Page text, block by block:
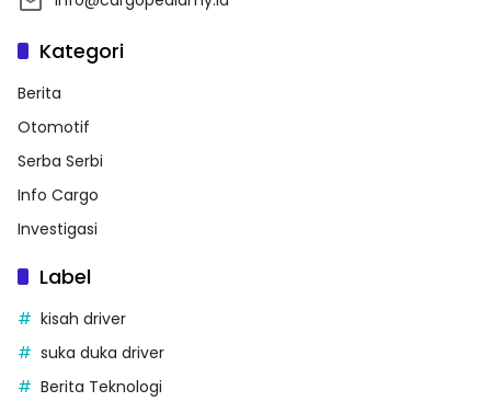
Kategori
Berita
Otomotif
Serba Serbi
Info Cargo
Investigasi
Label
kisah driver
suka duka driver
Berita Teknologi